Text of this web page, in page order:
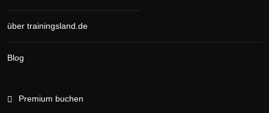
über trainingsland.de
Blog
Premium buchen